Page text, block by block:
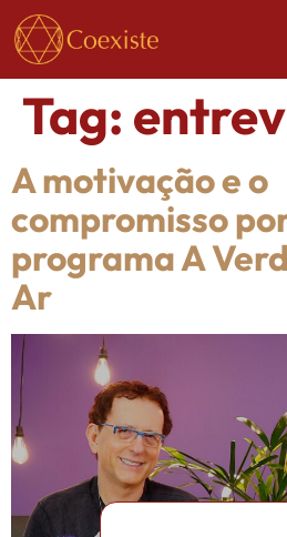
Tag:
A motivação e o
compromisso
programa A
Ar